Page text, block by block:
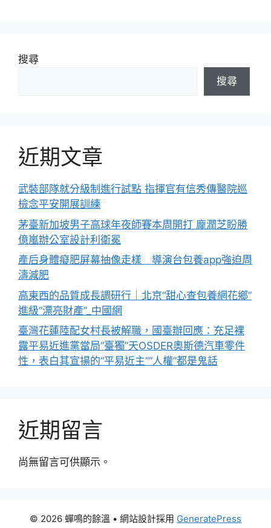
搜尋
搜尋
近期文章
武裝部隊就分級制進行試點 指揮官有信秀傳醫院巡
檢念平安開展訓練
茅臺新加坡男子高球年夜師賽本周開打 龐潤芝盼勝
億嵐辦公室設計利衛冕
產后身體癡肥屏幕抽像走樣 導演台包養app強迫周
濤減肥
高東西的品質成長調研行｜北京“甜心查包養網花鄉”
進級“漂亮財產”_中國網
臺灣花蓮陸配女村長被解職，國臺辦回應：充足裸
露平易近進黨當局“臺獨”天OSDER奧斯德汽車零件
性，表白其宣揚的“平易近主”“人權”都是鬼話
近期留言
尚無留言可供顯示。
© 2026 蟬鳴的餘溫 • 網站設計採用 GeneratePress